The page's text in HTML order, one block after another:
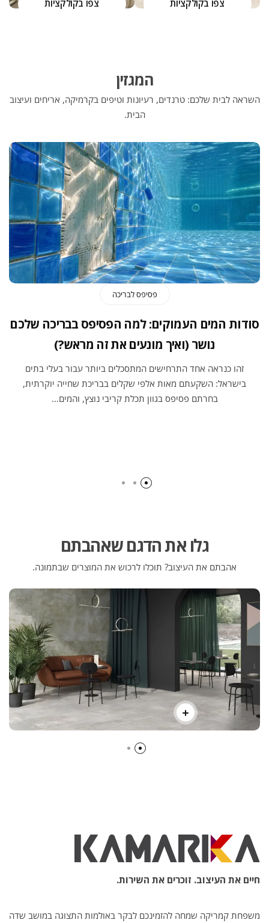
צפו בקולקציות צפו בקולקציות
המגזין
השראה לבית שלכם: טרנדים, רעיונות וטיפים בקרמיקה, אריחים ועיצוב
הבית.
פסיפס לבריכה
סודות המים העמוקים: למה הפסיפס בבריכה שלכם
נושר (ואיך מונעים את זה מראש?)
זהו כנראה אחד התרחישים המתסכלים ביותר עבור בעלי בתים
בישראל: השקעתם מאות אלפי שקלים בבריכת שחייה יוקרתית,
בחרתם פסיפס בגוון תכלת קריבי נוצץ, והמים…
גלו את הדגם שאהבתם
אהבתם את העיצוב? תוכלו לרכוש את המוצרים שבתמונה.
חיים את העיצוב. זוכרים את השירות.
משפחת קמריקה שמחה להזמינכם לבקר באולמות התצוגה במושב שדה